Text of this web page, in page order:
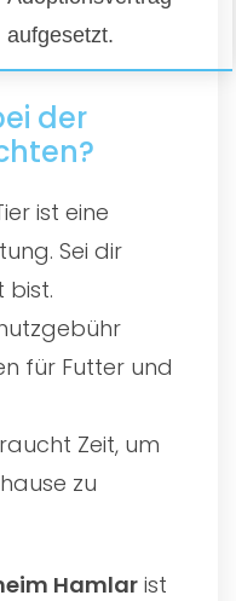
aufgesetzt.
der
ist eine
Sei dir
bist.
für Futter und
Zeit, um
zu
Hamlar ist